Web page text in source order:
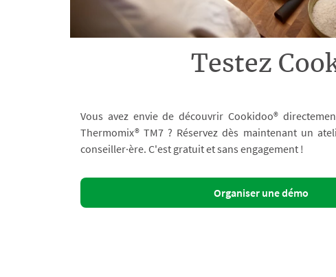
Testez
Vous avez envie de découvrir Cookidoo®
Thermomix® TM7 ? Réservez dès maintenant un
conseiller·ère. C'est gratuit et sans engagement !
Organiser une démo